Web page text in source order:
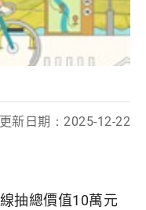
新日期：2025-12-22
抽總價值10萬元